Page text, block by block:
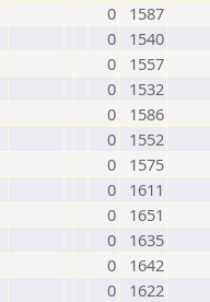
0
1587
0
1540
0
1557
0
1532
0
1586
0
1552
0
1575
0
1611
0
1651
0
1635
0
1642
0
1622